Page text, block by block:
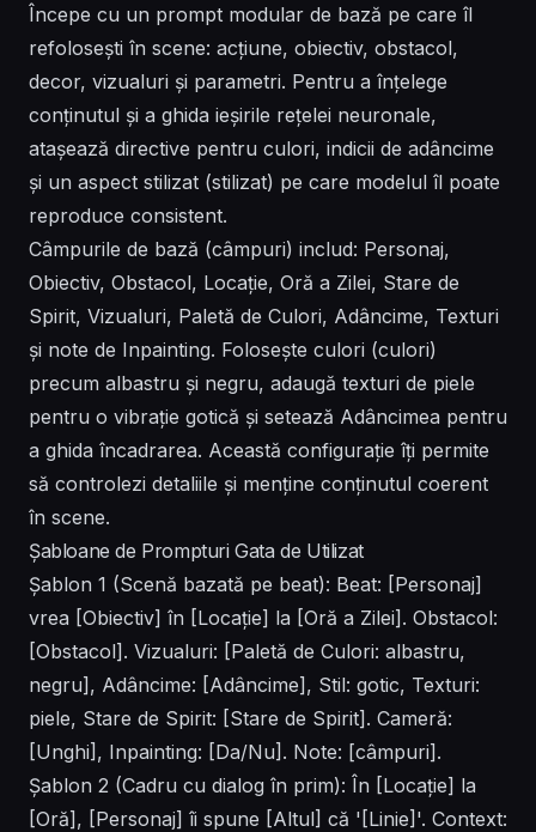
Începe cu un prompt modular de bază pe care îl
refolosești în scene: acțiune, obiectiv, obstacol,
decor, vizualuri și parametri. Pentru a înțelege
conținutul și a ghida ieșirile rețelei neuronale,
atașează directive pentru culori, indicii de adâncime
și un aspect stilizat (stilizat) pe care modelul îl poate
reproduce consistent.
Câmpurile de bază (câmpuri) includ: Personaj,
Obiectiv, Obstacol, Locație, Oră a Zilei, Stare de
Spirit, Vizualuri, Paletă de Culori, Adâncime, Texturi
și note de Inpainting. Folosește culori (culori)
precum albastru și negru, adaugă texturi de piele
pentru o vibrație gotică și setează Adâncimea pentru
a ghida încadrarea. Această configurație îți permite
să controlezi detaliile și menține conținutul coerent
în scene.
Șabloane de Prompturi Gata de Utilizat
Șablon 1 (Scenă bazată pe beat): Beat: [Personaj]
vrea [Obiectiv] în [Locație] la [Oră a Zilei]. Obstacol:
[Obstacol]. Vizualuri: [Paletă de Culori: albastru,
negru], Adâncime: [Adâncime], Stil: gotic, Texturi:
piele, Stare de Spirit: [Stare de Spirit]. Cameră:
[Unghi], Inpainting: [Da/Nu]. Note: [câmpuri].
Șablon 2 (Cadru cu dialog în prim): În [Locație] la
[Oră], [Personaj] îi spune [Altul] că '[Linie]'. Context: